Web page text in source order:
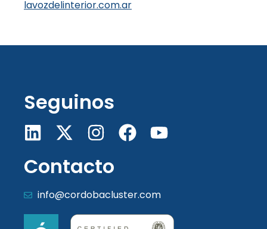
lavozdelinterior.com.ar
Seguinos
Contacto
info@cordobacluster.com